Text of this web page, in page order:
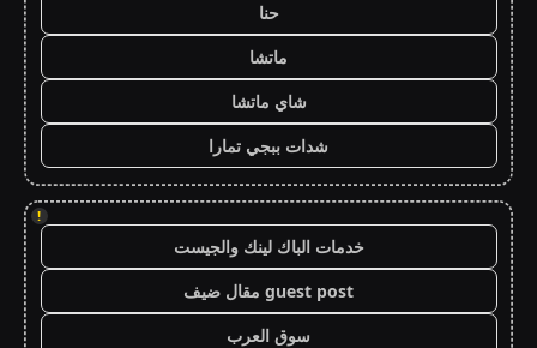
حنا
ماتشا
شاي ماتشا
شدات ببجي تمارا
!
خدمات الباك لينك والجيست
guest post مقال ضيف
سوق العرب